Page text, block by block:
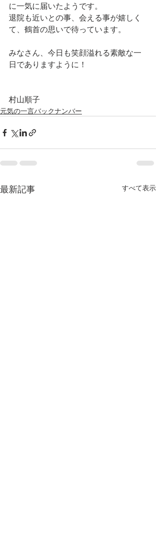
に一気に届いたようです。
退院も近いとの事、会える事が嬉しく
て、鶴首の思いで待っています。
みなさん、今日も笑顔溢れる素敵な一
日でありますように！
村山順子
元気の一言バックナンバー
最新記事 すべて表示